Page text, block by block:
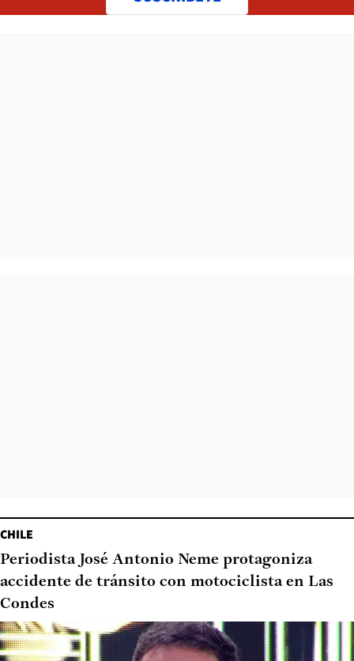
CHILE
Periodista José Antonio Neme protagoniza
accidente de tránsito con motociclista en Las
Condes